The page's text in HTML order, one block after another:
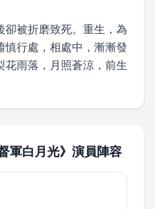
卻被折磨致死。重生，為
慎行處，相處中，漸漸發
雨落，月照蒼涼，前生
軍白月光》演員陣容